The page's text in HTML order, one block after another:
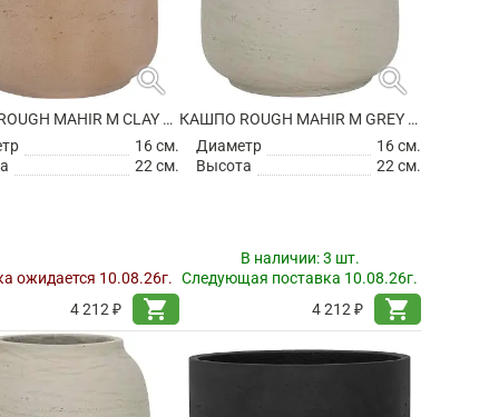
search
КАШПО ROUGH MAHIR M CLAY WASHED
16 см.
22 см.
ожидается 10.08.26г.
4 212 ₽
shopping_cart
search
КАШПО ROUGH MAHIR M GREY WASHED
Диаметр
16 см.
Высота
22 см.
В наличии:3 шт.
Следующая поставка 10.08.26г.
4 212 ₽
shopping_cart